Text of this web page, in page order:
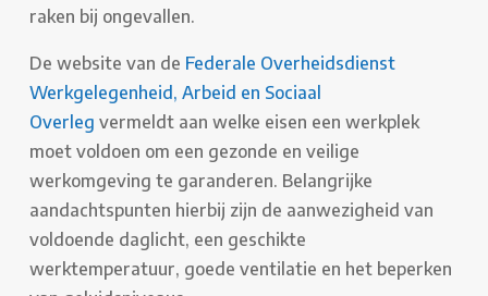
raken bij ongevallen.
De website van de Federale Overheidsdienst
Werkgelegenheid, Arbeid en Sociaal
Overleg vermeldt aan welke eisen een werkplek
moet voldoen om een gezonde en veilige
werkomgeving te garanderen. Belangrijke
aandachtspunten hierbij zijn de aanwezigheid van
voldoende daglicht, een geschikte
werktemperatuur, goede ventilatie en het beperken